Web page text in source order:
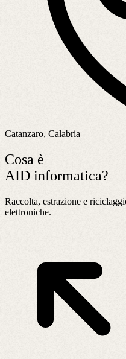
Catanzaro, Calabria
Cosa è
AID informatica?
Raccolta, estrazione e
elettroniche.